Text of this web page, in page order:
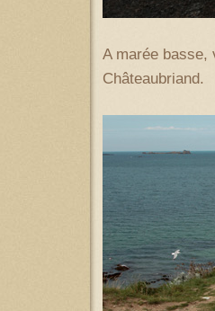
A marée basse,
Châteaubriand.